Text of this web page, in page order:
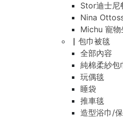
Stor迪士尼
Nina
Michu 寵物
▏包巾被毯
全部內容
純棉柔紗包
玩偶毯
睡袋
推車毯
造型浴巾/